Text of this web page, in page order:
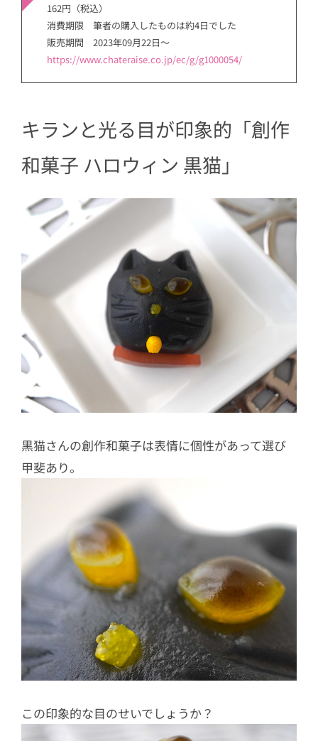
162円（税込）
消費期限 筆者の購入したものは約4日でした
販売期間 2023年09月22日～
https://www.chateraise.co.jp/ec/g/g1000054/
キランと光る目が印象的「創作
和菓子 ハロウィン 黒猫」
黒猫さんの創作和菓子は表情に個性があって選び
甲斐あり。
この印象的な目のせいでしょうか？